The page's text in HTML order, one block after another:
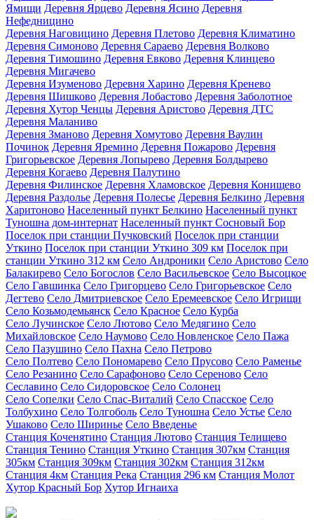
Ямищи Деревня Ярцево Деревня Ясино Деревня
Нефедницино
Деревня Наговицино Деревня Плетово Деревня Климатино
Деревня Симоново Деревня Сараево Деревня Волково
Деревня Тимошино Деревня Евково Деревня Клинцево
Деревня Мигачево
Деревня Изуменово Деревня Харино Деревня Кренево
Деревня Шишково Деревня Лобастово Деревня Заболотное
Деревня Хутор Ченцы Деревня Аристово Деревня ДТС
Деревня Маланиво
Деревня Зманово Деревня Хомутово Деревня Ваулин
Починок Деревня Яремино Деревня Пожарово Деревня
Григорьевское Деревня Лопырево Деревня Болдырево
Деревня Когаево Деревня Палутино
Деревня Филинское Деревня Хламовское Деревня Конищево
Деревня Раздолье Деревня Полесье Деревня Белкино Деревня
Харитоново Населенный пункт Белкино Населенный пункт
Туношна дом-интернат Населенный пункт Сосновый Бор
Поселок при станции Пучковский Поселок при станции
Уткино Поселок при станции Уткино 309 км Поселок при
станции Уткино 312 км Село Андроники Село Аристово Село
Балакирево Село Богослов Село Васильевское Село Высоцкое
Село Гавшинка Село Григорцево Село Григорьевское Село
Дегтево Село Дмитриевское Село Еремеевское Село Игрищи
Село Козьмодемьянск Село Красное Село Курба
Село Лучинское Село Лютово Село Медягино Село
Михайловское Село Наумово Село Новленское Село Пажа
Село Пазушино Село Пахна Село Петрово
Село Полтево Село Пономарево Село Прусово Село Раменье
Село Резанино Село Сарафоново Село Сереново Село
Сеславино Село Сидоровское Село Солонец
Село Сопелки Село Спас-Виталий Село Спасское Село
Толбухино Село Толгоболь Село Туношна Село Устье Село
Ушаково Село Ширинье Село Введенье
Станция Коченятино Станция Лютово Станция Телищево
Станция Тенино Станция Уткино Станция 307км Станция
305км Станция 309км Станция 302км Станция 312км
Станция 4км Станция Река Станция 296 км Станция Молот
Хутор Красный Бор Хутор Игнаиха